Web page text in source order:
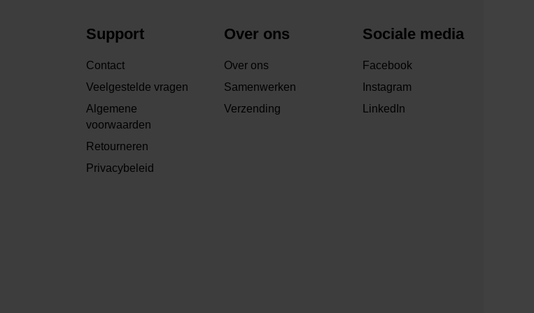
Support
Contact
Veelgestelde vragen
Algemene
voorwaarden
Retourneren
Privacybeleid
Over ons
Over ons
Samenwerken
Verzending
Sociale media
Facebook
Instagram
LinkedIn